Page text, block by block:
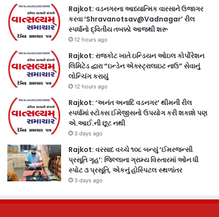
Rajkot: વડનગરના આધ્યાત્મિક વારસાને ઉજાગર
કરવા ‘Shravanotsav@Vadnagar’ રીલ
સ્પર્ધાનો દ્વિતીય તબક્કો આજથી શરૂ
12 hours ago
Rajkot: રાજકોટ ખાતે ઇન્ડિયન ઓઇલ કોર્પોરેશન
લિમિટેડ દ્વારા “ઇન્ડેન એક્સ્ટ્રાલાઇટ નાઉ” સેવાનું
લોન્ચિંગ કરાયું
12 hours ago
Rajkot: ‘અનંત અનાદિ વડનગર’ થીમની રીલ
સ્પર્ધામાં સ્ટોક્સ ઈમેજીસનો ઉપયોગ કરી શકાશે પણ
એ.આઈ.ની છૂટ નથી
3 days ago
Rajkot: વરસાદ વચ્ચે ૧૦૮ બન્યું ‘ઈમરજન્સી
પ્રસૂતિ ગૃહ’: જિલ્લાના ગ્રામ્ય વિસ્તારમાં ઓન ધી
સ્પોટ ૩ પ્રસૂતિ, એકનું હોસ્પિટલ સ્થળાંતર
3 days ago